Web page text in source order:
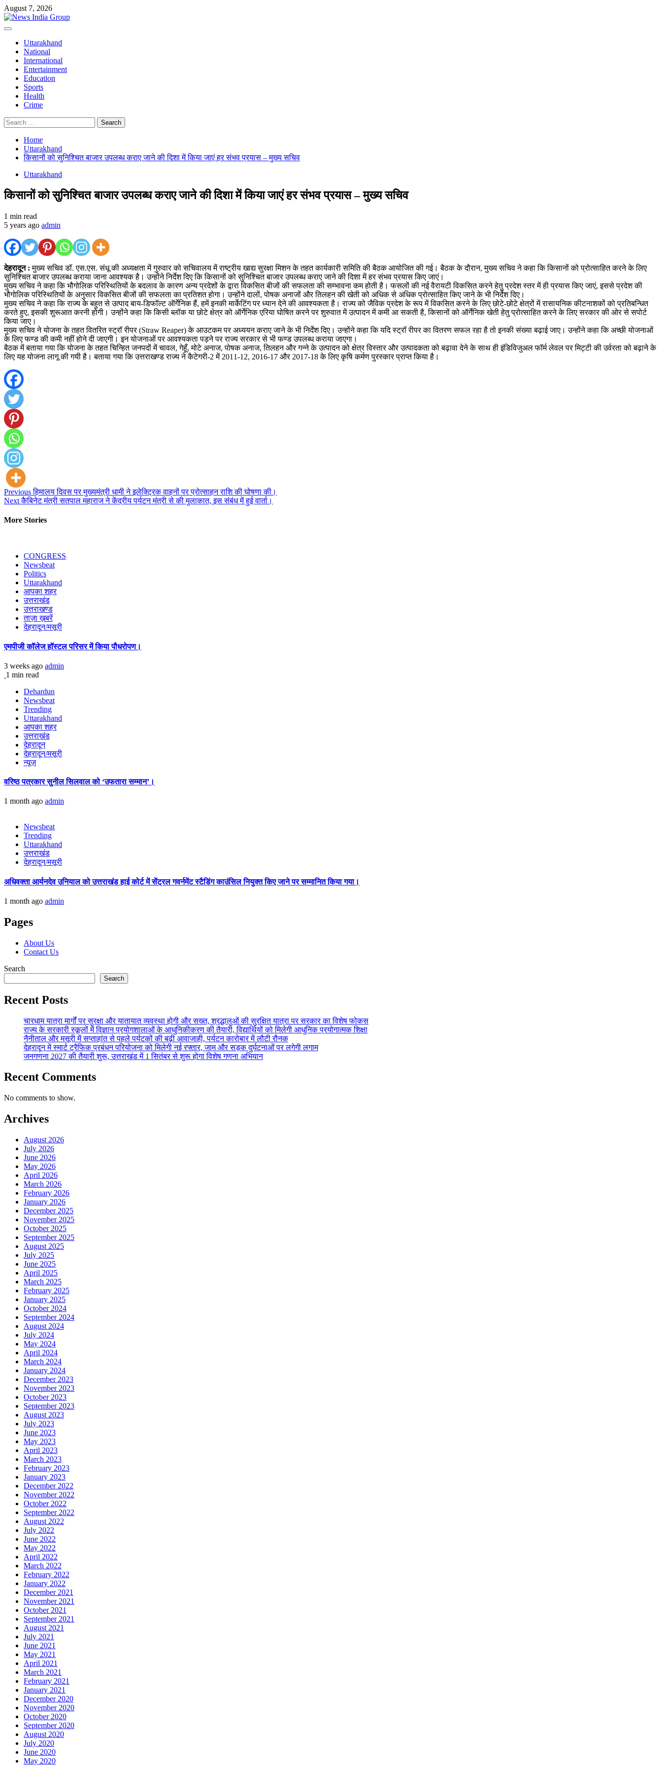
Skip
to
content
August 7, 2026
Primary
Uttarakhand
National
International
Entertainment
Education
Sports
Health
Crime
Search
for:
Home
Uttarakhand
किसानों को सुनिश्चित बाजार उपलब्ध कराए जाने की दिशा में किया जाएं हर संभव प्रयास – मुख्य सचिव
Uttarakhand
किसानों को सुनिश्चित बाजार उपलब्ध कराए जाने की दिशा में किया जाएं हर संभव प्रयास – मुख्य सचिव
1 min read
5 years ago admin
देहरादून : मुख्य सचिव डॉ. एस.एस. संधू की अध्यक्षता में गुरुवार को सचिवालय में राष्ट्रीय खाद्य सुरक्षा मिशन के तहत कार्यकारी समिति की बैठक आयोजित की गई। बैठक के दौरान, मुख्य सचिव ने कहा कि किसानों को प्रोत्साहित करने के लिए
सुनिश्चित बाजार उपलब्ध कराया जाना आवश्यक है। उन्होंने निर्देश दिए कि किसानों को सुनिश्चित बाजार उपलब्ध कराए जाने की दिशा में हर संभव प्रयास किए जाएं।
मुख्य सचिव ने कहा कि भौगोलिक परिस्थितियों के बदलाव के कारण अन्य प्रदेशों के द्वारा विकसित बीजों की सफलता की सम्भावना कम होती है। फसलों की नई वैरायटी विकसित करने हेतु प्रदेश स्तर में ही प्रयास किए जाएं, इससे प्रदेश की
भौगोलिक परिस्थितियों के अनुसार विकसित बीजों की सफलता का प्रतिशत होगा। उन्होंने दालों, पोषक अनाजों और तिलहन की खेती को अधिक से अधिक प्रोत्साहित किए जाने के भी निर्देश दिए।
मुख्य सचिव ने कहा कि राज्य के बहुत से उत्पाद बाय-डिफॉल्ट ऑर्गेनिक हैं, हमें इनकी मार्केटिंग पर ध्यान देने की आवश्यकता है। राज्य को जैविक प्रदेश के रूप में विकसित करने के लिए छोटे-छोटे क्षेत्रों में रासायनिक कीटनाशकों को प्रतिबन्धित
करते हुए, इसकी शुरूआत करनी होगी। उन्होंने कहा कि किसी ब्लॉक या छोटे क्षेत्र को ऑर्गेनिक एरिया घोषित करने पर शुरुवात में उत्पादन में कमी आ सकती है, किसानों को ऑर्गेनिक खेती हेतु प्रोत्साहित करने के लिए सरकार की ओर से सपोर्ट
किया जाए।
मुख्य सचिव ने योजना के तहत वितरित स्ट्रॉ रीपर (Straw Reaper) के आउटकम पर अध्ययन कराए जाने के भी निर्देश दिए। उन्होंने कहा कि यदि स्ट्रॉ रीपर का वितरण सफल रहा है तो इनकी संख्या बढ़ाई जाए। उन्होंने कहा कि अच्छी योजनाओं
के लिए फण्ड की कमी नहीं होने दी जाएगी। इन योजनाओं पर आवश्यकता पड़ने पर राज्य सरकार से भी फण्ड उपलब्ध कराया जाएगा।
बैठक में बताया गया कि योजना के तहत चिन्हित जनपदों में चावल, गेहूँ, मोटे अनाज, पोषक अनाज, तिलहन और गन्ने के उत्पादन को क्षेत्र विस्तार और उत्पादकता को बढ़ावा देने के साथ ही इंडिविजुअल फॉर्म लेवल पर मिट्टी की उर्वरता को बढ़ाने के
लिए यह योजना लागू की गयी है। बताया गया कि उत्तराखण्ड राज्य ने कैटेगरी-2 में 2011-12, 2016-17 और 2017-18 के लिए कृषि कर्मण पुरस्कार प्राप्त किया है।
Continue
Reading
Previousहिमालय दिवस पर मुख्यमंत्री धामी ने इलेक्ट्रिक वाहनों पर प्रोत्साहन राशि की घोषणा की।
Nextकैबिनेट मंत्री सतपाल महाराज ने केंद्रीय पर्यटन मंत्री से की मुलाकात, इस संबंध में हुई वार्ता।
More Stories
CONGRESS
Newsbeat
Politics
Uttarakhand
आपका शहर
उत्तराखंड
उत्तराखण्ड
ताज़ा ख़बरें
देहरादून/मसूरी
एमपीजी कॉलेज हॉस्टल परिसर में किया पौधरोपण।
3 weeks ago admin
1 min read
Dehardun
Newsbeat
Trending
Uttarakhand
आपका शहर
उत्तराखंड
देहरादून
देहरादून/मसूरी
न्यूज़
वरिष्ठ पत्रकार सुनील सिलवाल को ‘उफतारा सम्मान’।
1 month ago admin
Newsbeat
Trending
Uttarakhand
उत्तराखंड
देहरादून/मसूरी
अधिवक्ता आर्यनदेव उनियाल को उत्तराखंड हाई कोर्ट में सेंट्रल गवर्नमेंट स्टैडिंग काउंसिल नियुक्त किए जाने पर सम्मानित किया गया।
1 month ago admin
Pages
About Us
Contact Us
Search
Search
Recent Posts
चारधाम यात्रा मार्गों पर सुरक्षा और यातायात व्यवस्था होगी और सख्त, श्रद्धालुओं की सुरक्षित यात्रा पर सरकार का विशेष फोकस
राज्य के सरकारी स्कूलों में विज्ञान प्रयोगशालाओं के आधुनिकीकरण की तैयारी, विद्यार्थियों को मिलेगी आधुनिक प्रयोगात्मक शिक्षा
नैनीताल और मसूरी में सप्ताहांत से पहले पर्यटकों की बढ़ी आवाजाही, पर्यटन कारोबार में लौटी रौनक
देहरादून में स्मार्ट ट्रैफिक प्रबंधन परियोजना को मिलेगी नई रफ्तार, जाम और सड़क दुर्घटनाओं पर लगेगी लगाम
जनगणना 2027 की तैयारी शुरू, उत्तराखंड में 1 सितंबर से शुरू होगा विशेष गणना अभियान
Recent Comments
No comments to show.
Archives
August 2026
July 2026
June 2026
May 2026
April 2026
March 2026
February 2026
January 2026
December 2025
November 2025
October 2025
September 2025
August 2025
July 2025
June 2025
April 2025
March 2025
February 2025
January 2025
October 2024
September 2024
August 2024
July 2024
May 2024
April 2024
March 2024
January 2024
December 2023
November 2023
October 2023
September 2023
August 2023
July 2023
June 2023
May 2023
April 2023
March 2023
February 2023
January 2023
December 2022
November 2022
October 2022
September 2022
August 2022
July 2022
June 2022
May 2022
April 2022
March 2022
February 2022
January 2022
December 2021
November 2021
October 2021
September 2021
August 2021
July 2021
June 2021
May 2021
April 2021
March 2021
February 2021
January 2021
December 2020
November 2020
October 2020
September 2020
August 2020
July 2020
June 2020
May 2020